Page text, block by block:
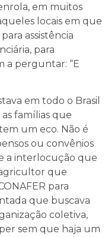
em muitos
locais em que
assistência
para
a perguntar: “E
em todo o Brasil
famílias que
um eco. Não é
ou convênios
a interlocução que
que
para
que buscava
coletiva,
sem que haja um